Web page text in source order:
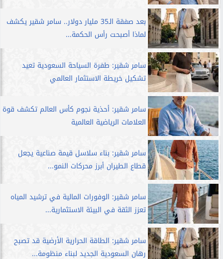
بعد صفقة الـ35 مليار دولار.. سامر شقير يكشف
لماذا أصبحت رأس الحكمة...
سامر شقير: طفرة السياحة السعودية تعيد
تشكيل خريطة الاستثمار العالمي
سامر شقير: أحذية نجوم كأس العالم تكشف قوة
العلامات الرياضية العالمية
سامر شقير: بناء سلاسل قيمة صناعية يجعل
قطاع الطيران أبرز محركات النمو...
سامر شقير: الوفورات المالية في ترشيد المياه
تعزز الثقة في البيئة الاستثمارية...
سامر شقير: الطاقة الحرارية الأرضية قد تصبح
رهان السعودية الجديد لبناء منظومة...